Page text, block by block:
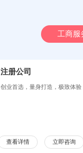
工商服
注册公司
创业首选，量身打造，极致体验
查看详情 立即咨询